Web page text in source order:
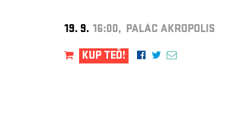
19. 9. 16:00, PALÁC AKROPOLIS
KUP TEĎ!